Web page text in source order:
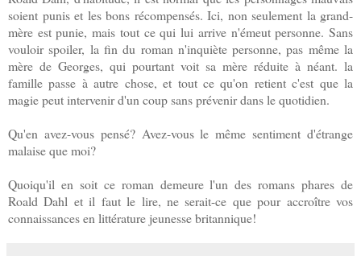
soient punis et les bons récompensés. Ici, non seulement la grand-
mère est punie, mais tout ce qui lui arrive n'émeut personne. Sans
vouloir spoiler, la fin du roman n'inquiète personne, pas même la
mère de Georges, qui pourtant voit sa mère réduite à néant. la
famille passe à autre chose, et tout ce qu'on retient c'est que la
magie peut intervenir d'un coup sans prévenir dans le quotidien.
Qu'en avez-vous pensé? Avez-vous le même sentiment d'étrange
malaise que moi?
Quoiqu'il en soit ce roman demeure l'un des romans phares de
Roald Dahl et il faut le lire, ne serait-ce que pour accroître vos
connaissances en littérature jeunesse britannique!